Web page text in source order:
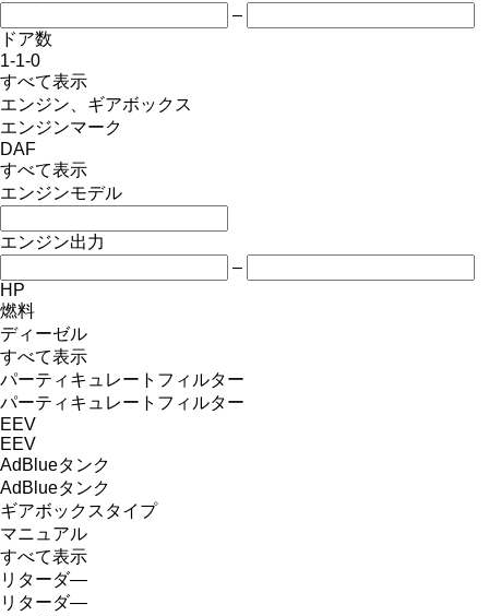
–
ドア数
1-1-0
すべて表示
エンジン、ギアボックス
エンジンマーク
DAF
すべて表示
エンジンモデル
エンジン出力
–
HP
燃料
ディーゼル
すべて表示
パーティキュレートフィルター
パーティキュレートフィルター
EEV
EEV
AdBlueタンク
AdBlueタンク
ギアボックスタイプ
マニュアル
すべて表示
リターダ―
リターダ―